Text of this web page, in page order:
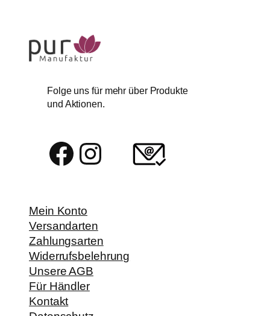
Folge uns für mehr über Produkte
und Aktionen.
Facebook Instagram
Mein Konto
Versandarten
Zahlungsarten
Widerrufsbelehrung
Unsere AGB
Für Händler
Kontakt